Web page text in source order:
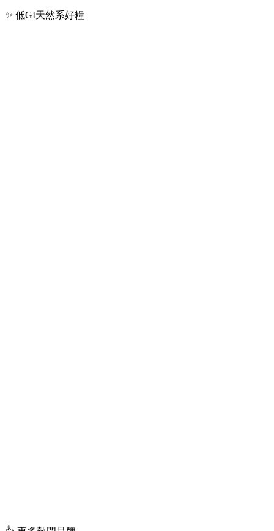
✨ 低GI天然系好糧